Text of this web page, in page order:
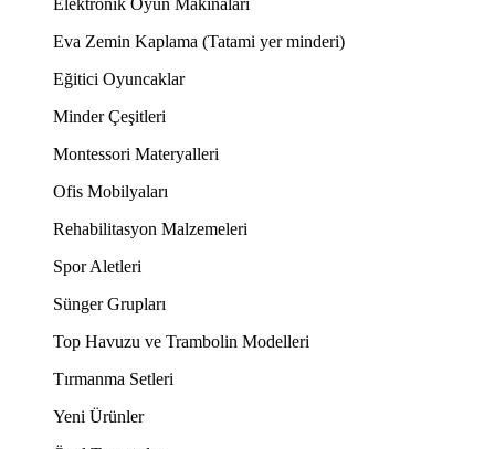
Elektronik Oyun Makinaları
Eva Zemin Kaplama (Tatami yer minderi)
Eğitici Oyuncaklar
Minder Çeşitleri
Montessori Materyalleri
Ofis Mobilyaları
Rehabilitasyon Malzemeleri
Spor Aletleri
Sünger Grupları
Top Havuzu ve Trambolin Modelleri
Tırmanma Setleri
Yeni Ürünler